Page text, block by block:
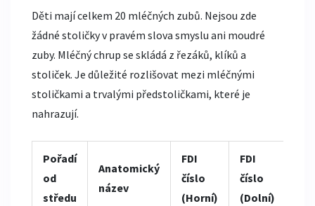
Děti mají celkem 20 mléčných zubů. Nejsou zde
žádné stoličky v pravém slova smyslu ani moudré
zuby. Mléčný chrup se skládá z řezáků, klíků a
stoliček. Je důležité rozlišovat mezi mléčnými
stoličkami a trvalými předstoličkami, které je
nahrazují.
Pořadí
od
středu
Anatomický
název
FDI
číslo
(Horní)
FDI
číslo
(Dolní)